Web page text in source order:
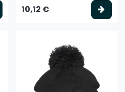
Valitse vaihtoehto
10,12 €